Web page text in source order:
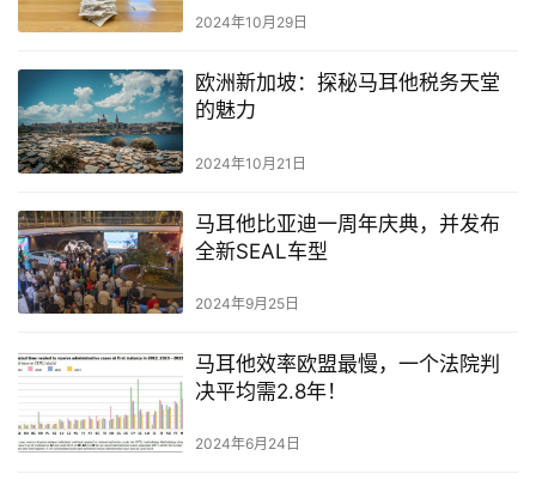
2024年10月29日
欧洲新加坡：探秘马耳他税务天堂
的魅力
2024年10月21日
马耳他比亚迪一周年庆典，并发布
全新SEAL车型
2024年9月25日
马耳他效率欧盟最慢，一个法院判
决平均需2.8年！
2024年6月24日